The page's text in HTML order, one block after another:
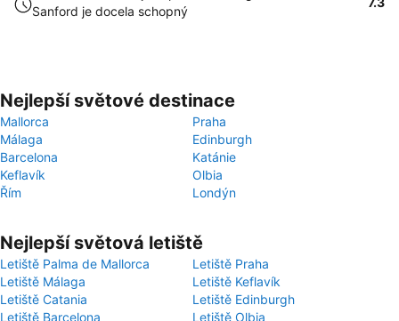
Sanford je docela schopný
Nejlepší světové destinace
Mallorca
Praha
Málaga
Edinburgh
Barcelona
Katánie
Keflavík
Olbia
Řím
Londýn
Nejlepší světová letiště
Letiště Palma de Mallorca
Letiště Praha
Letiště Málaga
Letiště Keflavík
Letiště Catania
Letiště Edinburgh
Letiště Barcelona
Letiště Olbia